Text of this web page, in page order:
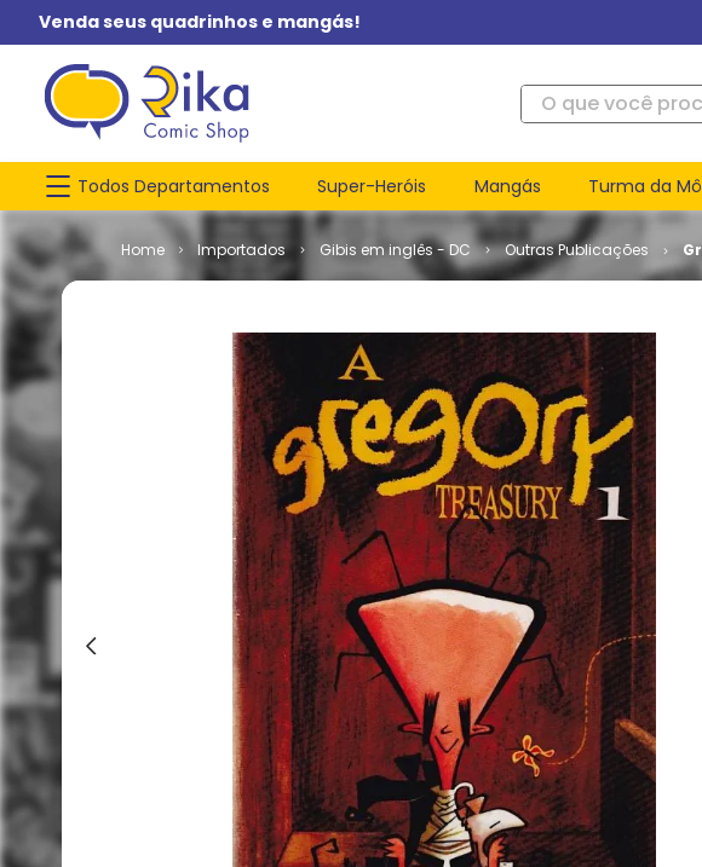
Venda seus quadrinhos e mangás!
O que você
Todos Departamentos Super-Heróis Mangás Turma da
Importados Gibis em inglês - DC Outras Publicações